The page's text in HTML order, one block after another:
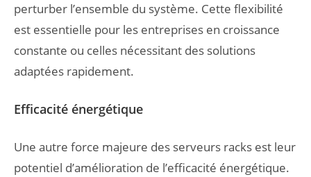
perturber l’ensemble du système. Cette flexibilité
est essentielle pour les entreprises en croissance
constante ou celles nécessitant des solutions
adaptées rapidement.
Efficacité énergétique
Une autre force majeure des serveurs racks est leur
potentiel d’amélioration de l’efficacité énergétique.